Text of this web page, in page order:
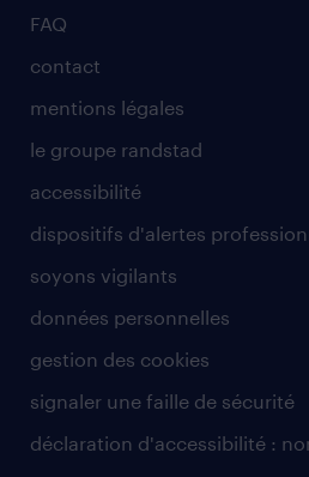
FAQ
contact
mentions légales
le groupe randstad
accessibilité
dispositifs d'alertes
soyons vigilants
données personnelles
gestion des cookies
signaler une faille de sécurité
déclaration d'accessibilité :